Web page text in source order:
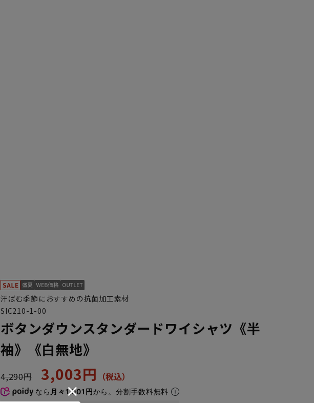
汗ばむ季節におすすめの抗菌加工素材
SIC210-1-00
ボタンダウンスタンダードワイシャツ《半
袖》《白無地》
4,290円 3,003円
なら 月々1,001円から。分割手数料無料